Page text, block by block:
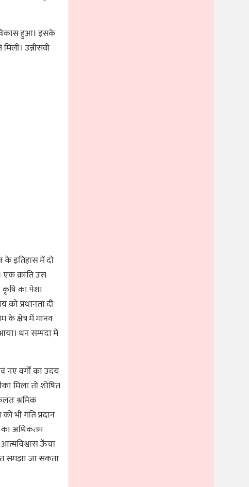
हुआ। इसके
उन्नीसवी
के इतिहास में दो
एक क्रांति उस
का पेशा
प्रधानता दी
के क्षेत्र में मानव
धन सम्पदा में
नए वर्गों का उदय
मिला तो शोषित
श्रमिक
भी गति प्रदान
का अधिकतम
ऊँचा
समझा जा सकता